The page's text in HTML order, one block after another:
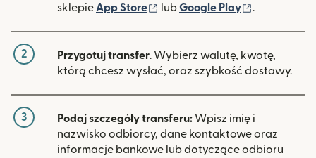
sklepie App Store (otwiera się w nowym oknie)
lubGoogle Play .
2 Przygotuj transfer. Wybierz walutę, kwotę,
którą chcesz wysłać, oraz szybkość dostawy.
3 Podaj szczegóły transferu: Wpisz imię i
nazwisko odbiorcy, dane kontaktowe oraz
informacje bankowe lub dotyczące odbioru